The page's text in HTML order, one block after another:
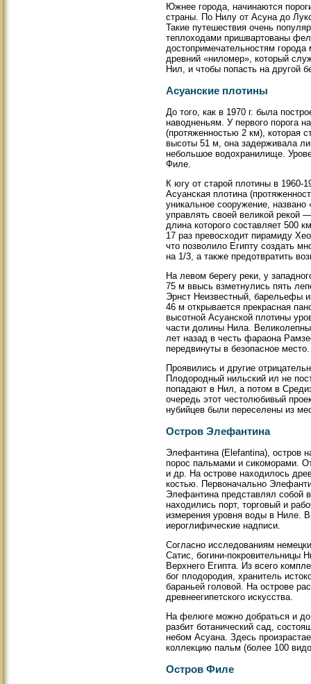
Южнее города, начинаются
страны. По Нилу от Асуна до
Такие путешествия очень
теплоходами пришвартованы
достопримечательностям
древний «ниломер», который
Нил, и чтобы попасть на другой
Асуанские плотины
До того, как в 1970 г. была
наводненьям. У первого порога
(протяженностью 2 км), которая
высоты 51 м, она задерживала
небольшое водохранилище.
Филе.
К югу от старой плотины в 1960-
Асуанская плотина
уникальное сооружение,
управлять своей великой рекой
длина которого составляет 500
17 раз превосходит пирамиду
что позволило Египту создать
на 1/3, а также предотвратить
На левом берегу реки, у
75 м ввысь взметнулись пять
Эрнст Неизвестный, барельефы
46 м открывается прекрасная
высотной Асуанской плотины
части долины Нила.
лет назад в честь фараона
передвинуты в безопасное место.
Проявились и другие
Плодородный нильский ил не
попадают в Нил, а потом в
очередь этот честолюбивый
нубийцев были переселены из
Остров Элефантина
Элефантина (Elefantina), остров
порос пальмами и сикоморами.
и др. На острове находилось
костью. Первоначально
Элефантина представлял собой
находились порт, торговый и
измерения уровня воды в Ниле.
иероглифические надписи.
Согласно исследованиям
Сатис, богини-покровительницы
Верхнего Египта. Из всего
бог плодородия, хранитель
бараньей головой. На острове
древнеегипетского искусства.
На фелюге можно добраться и до
разбит ботанический сад,
небом Асуана. Здесь
коллекцию пальм (более 100
Остров Филе